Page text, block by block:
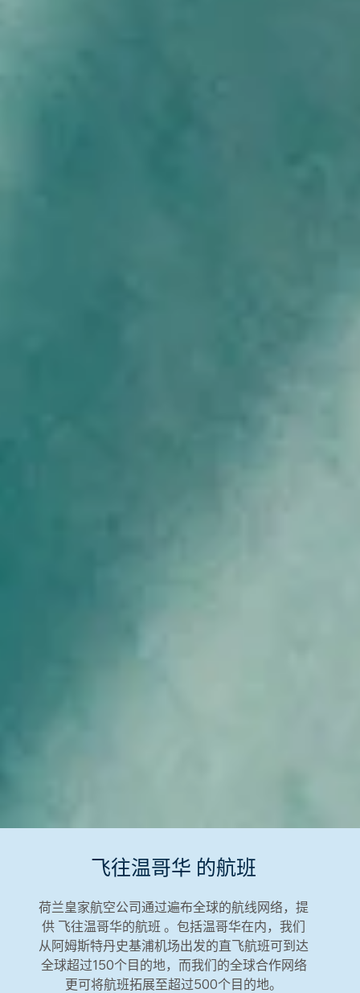
飞往温哥华 的航班
荷兰皇家航空公司通过遍布全球的航线网络，提
供 飞往温哥华的航班 。包括温哥华在内，我们
从阿姆斯特丹史基浦机场出发的直飞航班可到达
全球超过150个目的地，而我们的全球合作网络
更可将航班拓展至超过500个目的地。